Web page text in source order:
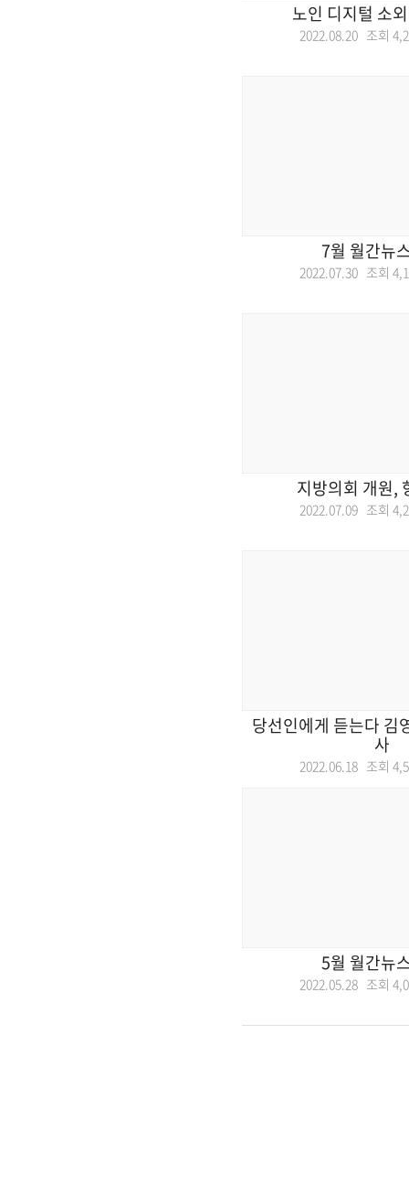
노인 디지털 소
2022.08.20 조회
7월 월간뉴
2022.07.30 조회
지방의회 개원,
2022.07.09 조회
당선인에게 듣는다 김
사
2022.06.18 조회
5월 월간뉴
2022.05.28 조회